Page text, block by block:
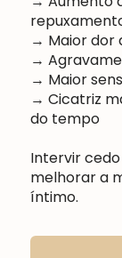
→ Maior dor
→
→ Maior
→ Cicatriz
do tempo
Intervir
melhorar a
íntimo.